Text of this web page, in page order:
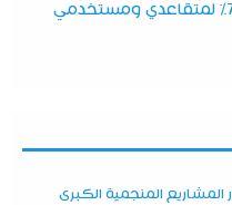
تخفيضات في التأمين تصل إلى 75% لمتقاعدي ومستخدمي
المنجمية الكبرى